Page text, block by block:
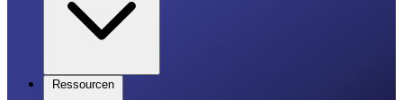
Ressourcen